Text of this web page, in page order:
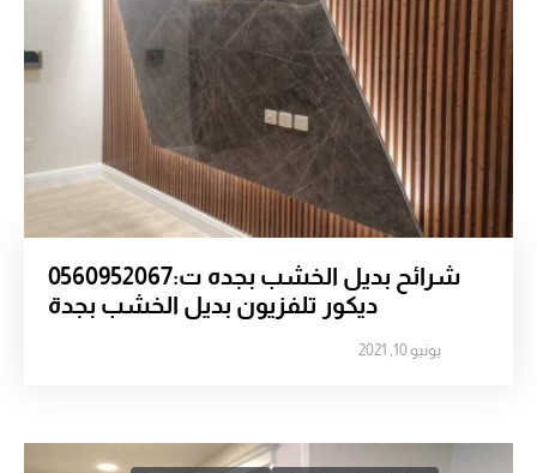
شرائح بديل الخشب بجده ت:0560952067
ديكور تلفزيون بديل الخشب بجدة
يونيو 10, 2021